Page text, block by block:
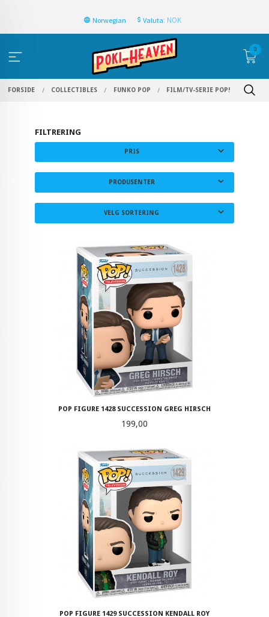
Norwegian Valuta: NOK
0
FORSIDE COLLECTIBLES FUNKO POP FILM/TV-SERIE POP!
FILTRERING
PRIS
PRODUSENTER
VELG SORTERING
POP FIGURE 1428 SUCCESSION GREG HIRSCH
Pris
199,00
POP FIGURE 1429 SUCCESSION KENDALL ROY